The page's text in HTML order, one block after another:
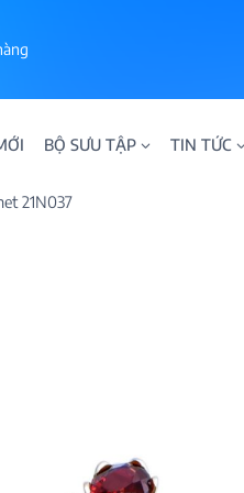
BỘ SƯU TẬP TIN TỨC
21N037